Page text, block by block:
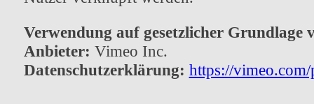
Verwendung auf gesetzlicher Grundlage
Anbieter: Vimeo Inc.
Datenschutzerklärung: https://